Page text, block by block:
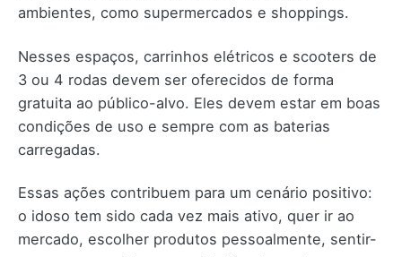
ambientes, como supermercados e shoppings.
Nesses espaços, carrinhos elétricos e scooters de
3 ou 4 rodas devem ser oferecidos de forma
gratuita ao público-alvo. Eles devem estar em boas
condições de uso e sempre com as baterias
carregadas.
Essas ações contribuem para um cenário positivo:
o idoso tem sido cada vez mais ativo, quer ir ao
mercado, escolher produtos pessoalmente, sentir-